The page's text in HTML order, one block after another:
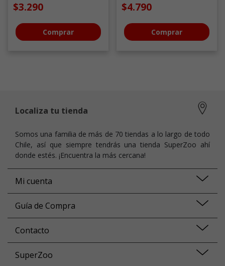
$3.290
Comprar
$4.790
Comprar
Localiza tu tienda
Somos una familia de más de 70 tiendas a lo largo de todo
Chile, así que siempre tendrás una tienda SuperZoo ahí
donde estés. ¡Encuentra la más cercana!
Mi cuenta
Guía de Compra
Contacto
SuperZoo